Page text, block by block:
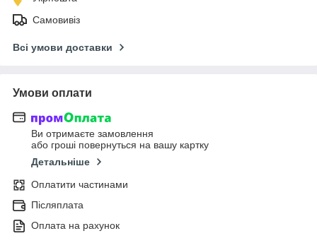
Самовивіз
Всі умови доставки
Умови оплати
Ви отримаєте замовлення
або гроші повернуться на вашу картку
Детальніше
Оплатити частинами
Післяплата
Оплата на рахунок